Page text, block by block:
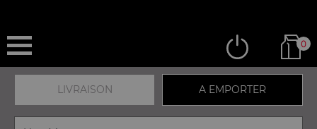
0
LIVRAISON A EMPORTER